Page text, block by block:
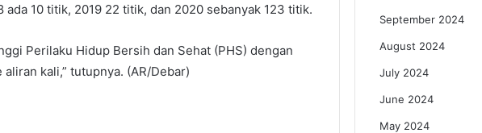
10 titik, 2019 22 titik, dan 2020 sebanyak 123 titik.
Perilaku Hidup Bersih dan Sehat (PHS) dengan
kali,” tutupnya. (AR/Debar)
September 2024
August 2024
July 2024
June 2024
May 2024